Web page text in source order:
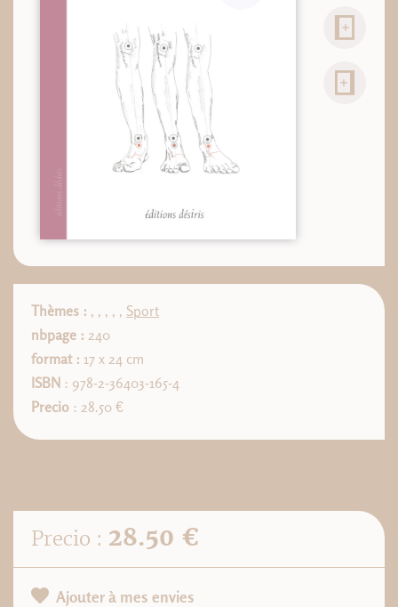
Thèmes : , , , , , Sport
nbpage : 240
format : 17 x 24 cm
ISBN : 978-2-36403-165-4
Precio : 28.50 €
Precio : 28.50 €
Ajouter à mes envies